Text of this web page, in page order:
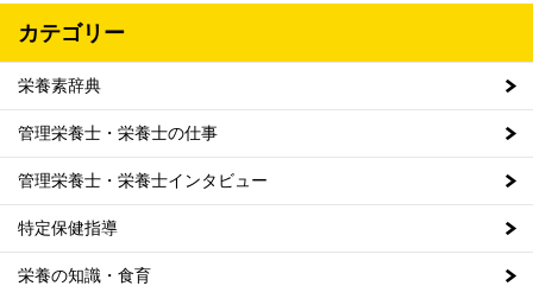
カテゴリー
栄養素辞典
管理栄養士・栄養士の仕事
管理栄養士・栄養士インタビュー
特定保健指導
栄養の知識・食育